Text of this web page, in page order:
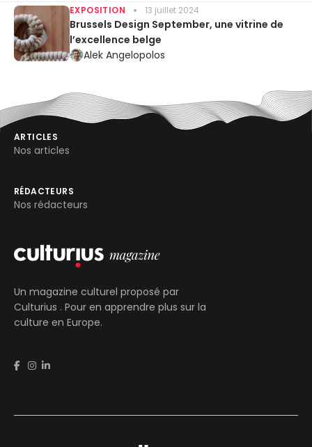
EXPOSITION 13 juillet 2024
Brussels Design September, une vitrine de
l’excellence belge
Alek Angelopolos
Un magazine culturel proposé par
Culturius . Pour en apprendre plus sur la
culture en Europe.
ARTICLES
Nos articles
RÉDACTEURS
Nos rédacteurs